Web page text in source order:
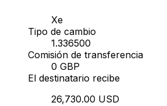
Xe
Tipo de cambio
1.336500
Comisión de transferencia
0 GBP
El destinatario recibe
26,730.00 USD